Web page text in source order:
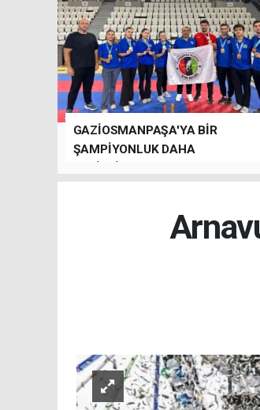
GAZİOSMANPAŞA'YA BİR
ŞAMPİYONLUK DAHA